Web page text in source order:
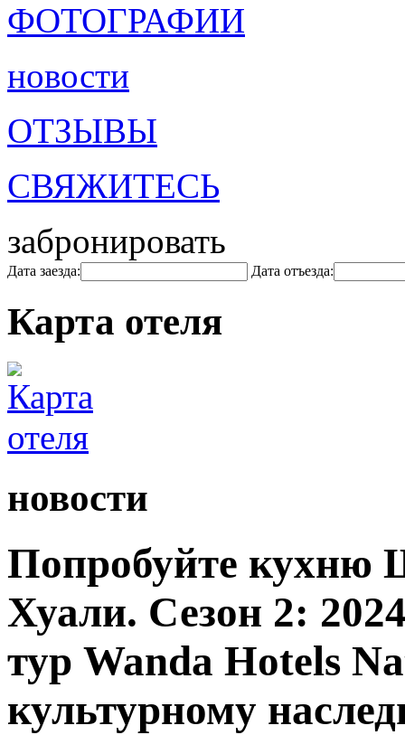
ФОТОГРАФИИ
новости
ОТЗЫВЫ
СВЯЖИТЕСЬ
забронировать
Дата заезда: Дата отъезда:
Карта отеля
новости
Попробуйте кухню
Хуали. Сезон 2:
тур Wanda Hotels
культурному